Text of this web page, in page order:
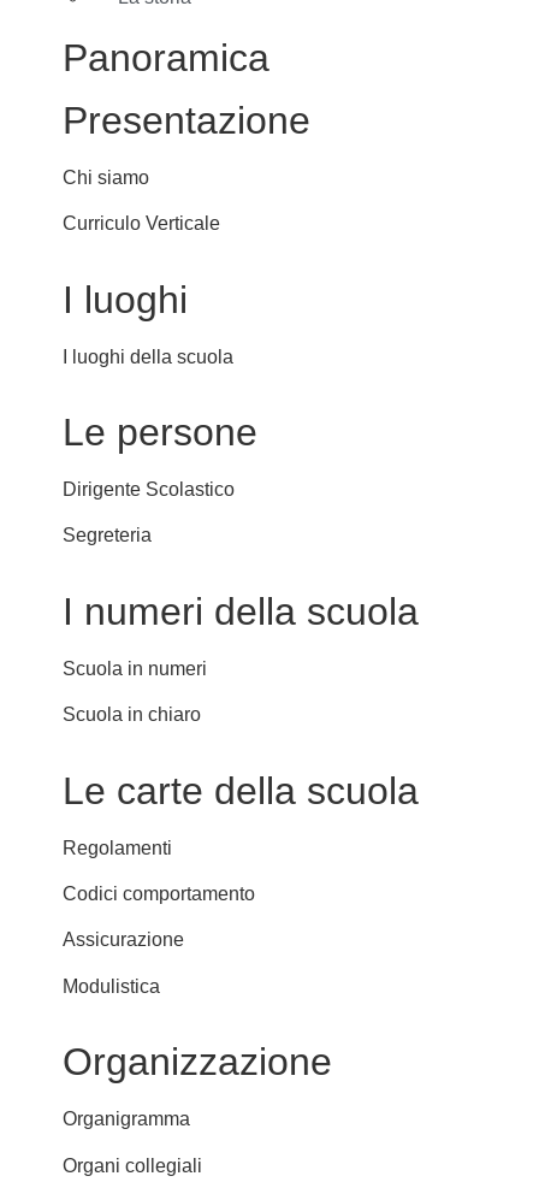
Panoramica
Presentazione
Chi siamo
Curriculo Verticale
I luoghi
I luoghi della scuola
Le persone
Dirigente Scolastico
Segreteria
I numeri della scuola
Scuola in numeri
Scuola in chiaro
Le carte della scuola
Regolamenti
Codici comportamento
Assicurazione
Modulistica
Organizzazione
Organigramma
Organi collegiali